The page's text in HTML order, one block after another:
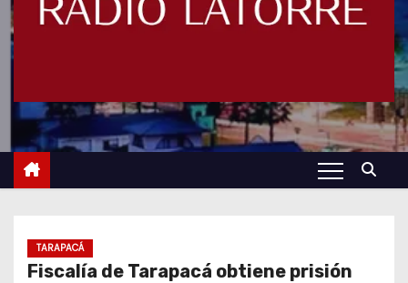
TARAPACÁ
Fiscalía de Tarapacá obtiene prisión